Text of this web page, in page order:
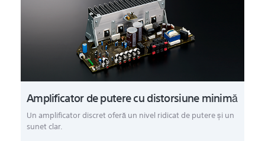
Amplificator de putere cu distorsiune minimă
Un amplificator discret oferă un nivel ridicat de putere şi un
sunet clar.